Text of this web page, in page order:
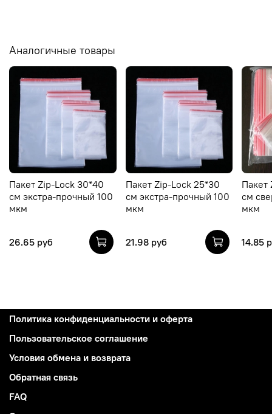
Аналогичные товары
Пакет Zip-Lock 30*40
см экстра-прочный 100
мкм
26.65 руб
Пакет Zip-Lock 25*30
см экстра-прочный 100
мкм
21.98 руб
Пакет
см
мкм
14.85
Политика конфиденциальности и оферта
Пользовательское соглашение
Условия обмена и возврата
Обратная связь
FAQ